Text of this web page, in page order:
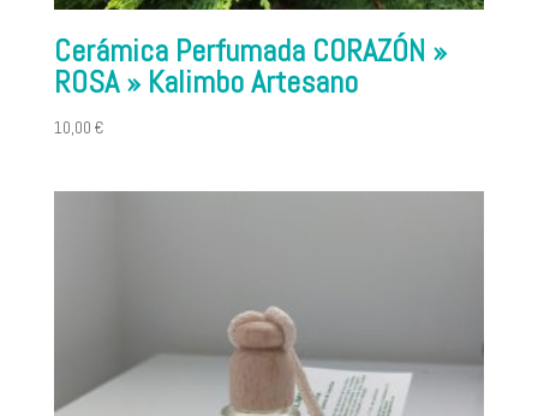
Cerámica Perfumada CORAZÓN »
ROSA » Kalimbo Artesano
10,00 €